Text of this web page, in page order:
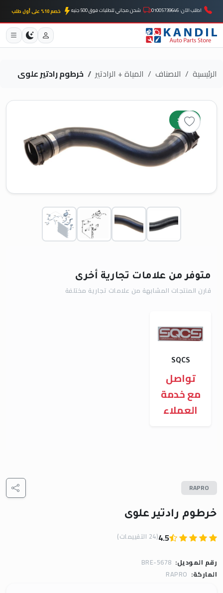
اطلب الآن: 01005739646 شحن مجاني للطلبات فوق 500 جنيه خصم 10% على أول طلب
الرئيسية الاصناف المياة + الرادتير خرطوم رادتير علوى
جديد
متوفر من علامات تجارية أخرى
قارن المنتجات المشابهة من علامات تجارية مختلفة
SQCS
تواصل
مع خدمة
العملاء
RAPRO
خرطوم رادتير علوى
4.5(24 التقييمات)
رقم الموديل: BRE-5678
الماركة: RAPRO